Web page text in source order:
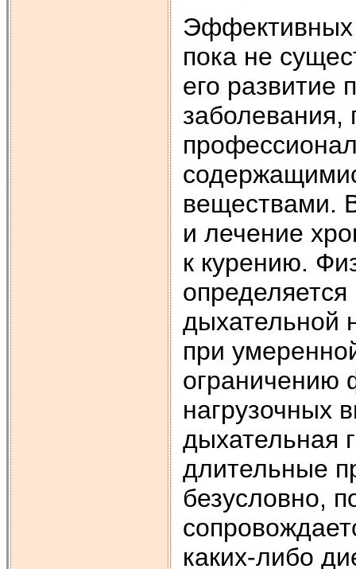
Эффективных
пока не
его развитие
заболевания,
веществами.
и лечение
к курению.
дыхательной
при
ограничению
нагрузочных
дыхательная
длительные
безусловно,
каких-либо